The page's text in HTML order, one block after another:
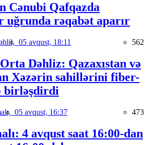
Cənubi Qafqazda
uğrunda rəqabət aparır
05 avqust, 18:11 562
Dəhliz: Qazaxıstan və
Xəzərin sahillərini fiber-
birləşdirdi
05 avqust, 16:37 473
4 avqust saat 16:00-dan